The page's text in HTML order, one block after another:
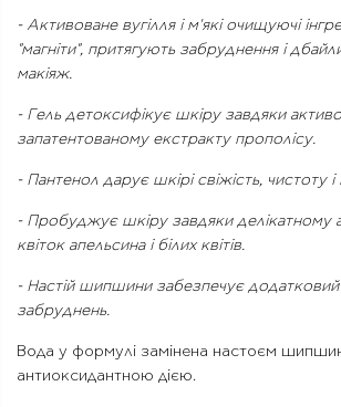
- Активоване вугілля і м'які очищуючі
"магніти", притягують забруднення і
макіяж.
- Гель детоксифікує шкіру завдяки
запатентованому екстракту прополісу.
- Пантенол дарує шкірі свіжість, чистоту
- Пробуджує шкіру завдяки делікатному
квіток апельсина і білих квітів.
- Настій шипшини забезпечує додатковий
забруднень.
Вода у формулі замінена настоєм
антиоксидантною дією.